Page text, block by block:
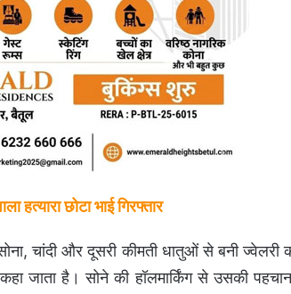
छोटा भाई गिरफ्तार
चांदी और दूसरी कीमती धातुओं से बनी ज्वेलरी
जाता है। सोने की हॉलमार्किंग से उसकी